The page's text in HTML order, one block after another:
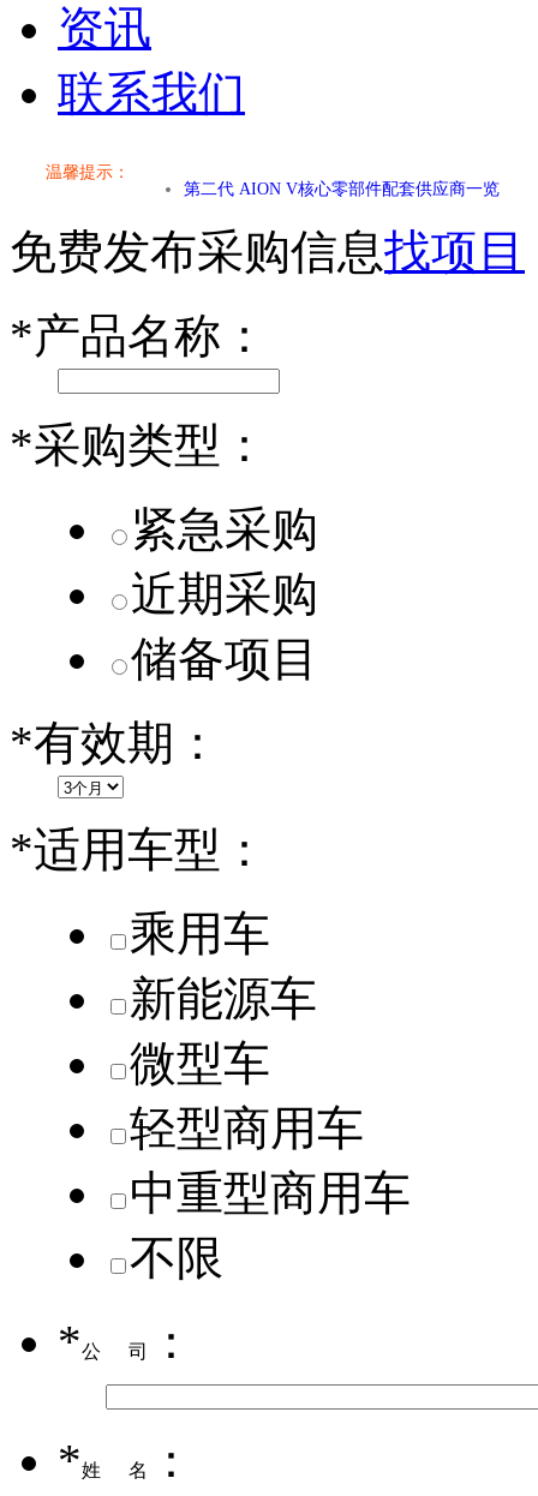
资讯
联系我们
温馨提示：
小米SU7核心零部件配套供应商一览
第二代 AION V核心零部件配套供应商一览
小米SU7核心零部件配套供应商一览
第二代 AION V核心零部件配套供应商一览
免费发布采购信息找项目
*产品名称：
*采购类型：
紧急采购
近期采购
储备项目
*有效期：
*适用车型：
乘用车
新能源车
微型车
轻型商用车
中重型商用车
不限
*公司 ：
*姓名 ：